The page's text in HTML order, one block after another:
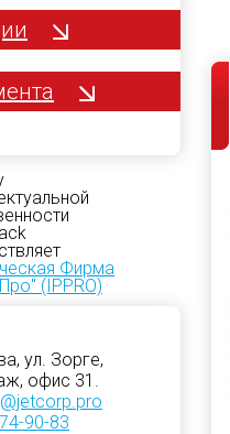
Фирма
(IPPRO)
ул. Зорге,
офис 31.
90-83